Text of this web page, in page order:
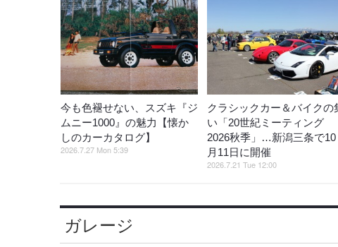
今も色褪せない、スズキ『ジ
ムニー1000』の魅力【懐か
しのカーカタログ】
2026.7.27 Mon 5:39
クラシックカー＆バイクの
い「20世紀ミーティング
2026秋季」…新潟三条で10
月11日に開催
2026.7.21 Tue 12:00
ガレージ